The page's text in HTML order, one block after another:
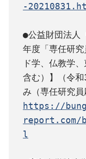
-
●公益財団法人
年度「専任研
ド学、仏教学
含む）】（令
https://
report.com/
l